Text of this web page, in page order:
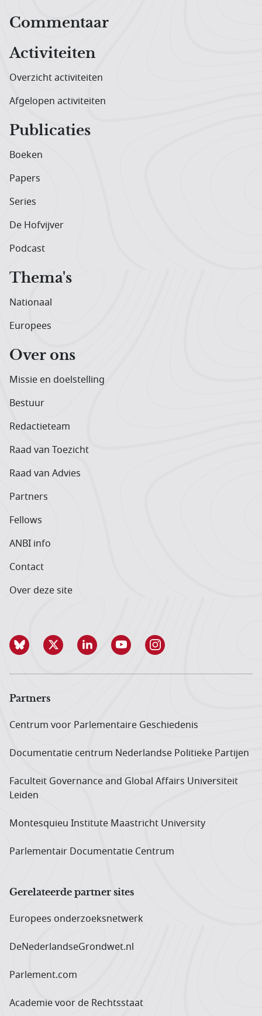
Hoofdnavigatiemenu
Commentaar
Activiteiten
Overzicht activiteiten
Afgelopen activiteiten
Publicaties
Boeken
Papers
Series
De Hofvijver
Podcast
Thema's
Nationaal
Europees
Over ons
Missie en doelstelling
Bestuur
Redactieteam
Raad van Toezicht
Raad van Advies
Partners
Fellows
ANBI info
Contact
Over deze site
Partners
Centrum voor Parlementaire Geschiedenis
Documentatie centrum Neder­landse Politieke Partijen
Faculteit Governance and Global Affairs Universiteit
Leiden
Montesquieu Institute Maastricht University
Parlementair Documentatie Centrum
Gerelateerde partner sites
Europees onderzoeks­netwerk
DeNederlandseGrondwet.nl
Parlement.com
Academie voor de Rechtsstaat